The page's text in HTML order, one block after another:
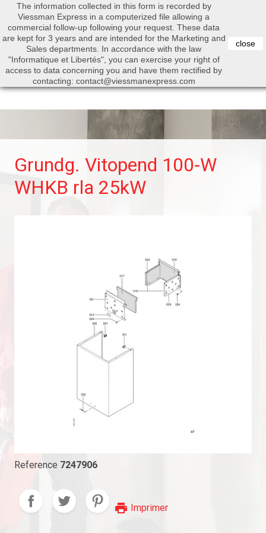
 
Search
Grundg. Vitopend 100-W
WHKB rla 25kW
Reference 7247906
print Imprimer
The information collected in this form is recorded by
Viessman Express in a computerized file allowing a
commercial follow-up following your request. These data
are kept for 3 years and are intended for the Marketing and
Sales departments. In accordance with the law
"Informatique et Libertés", you can exercise your right of
access to data concerning you and have them rectified by
contacting: contact@viessmanexpress.com
close